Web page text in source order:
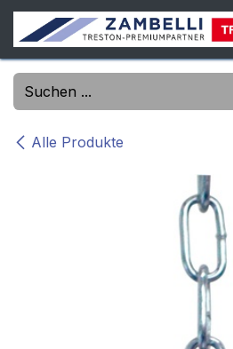
Zum Inhalt springen
Alle Produkte